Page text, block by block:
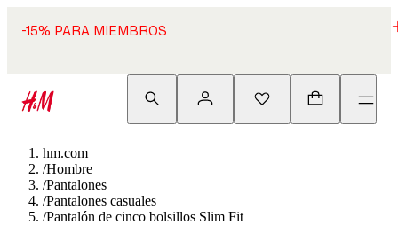
-15% PARA MIEMBROS
hm.com
/Hombre
/Pantalones
/Pantalones casuales
/Pantalón de cinco bolsillos Slim Fit